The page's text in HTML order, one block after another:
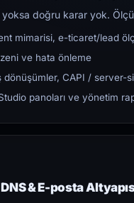
doğru karar yok.
mimarisi, e-ticaret/lead
ve hata önleme
dönüşümler, CAPI / server-
panoları ve yönetim
& E-posta